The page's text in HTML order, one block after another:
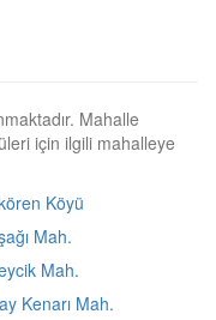
Mahalle
için ilgili mahalleye
Köyü
Mah.
Mah.
Kenarı Mah.